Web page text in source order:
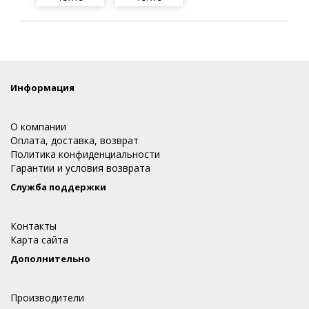
Информация
О компании
Оплата, доставка, возврат
Политика конфиденциальности
Гарантии и условия возврата
Служба поддержки
Контакты
Карта сайта
Дополнительно
Производители